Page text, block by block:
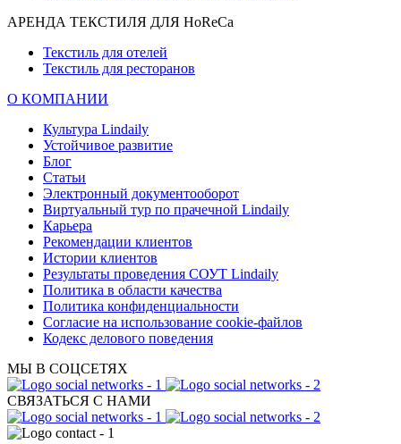
АРЕНДА ТЕКСТИЛЯ ДЛЯ HoReCa
Текстиль для отелей
Текстиль для ресторанов
О КОМПАНИИ
Культура Lindaily
Устойчивое развитие
Блог
Статьи
Электронный документооборот
Виртуальный тур по прачечной Lindaily
Карьера
Рекомендации клиентов
Истории клиентов
Результаты проведения СОУТ Lindaily
Политика в области качества
Политика конфиденциальности
Согласие на использование cookie-файлов
Кодекс делового поведения
МЫ В СОЦСЕТЯХ
СВЯЗАТЬСЯ С НАМИ